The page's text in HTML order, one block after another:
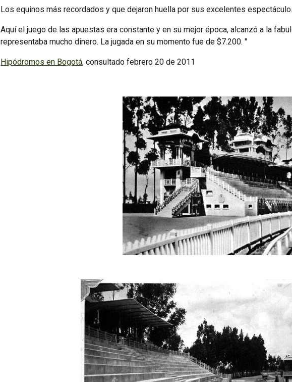
Los equinos más recordados y que dejaron huella por sus excelentes
Aquí el juego de las apuestas era constante y en su mejor época, alcanzó a la
representaba mucho dinero. La jugada en su momento fue de $7.200. "
Hipódromos en Bogotá, consultado febrero 20 de 2011